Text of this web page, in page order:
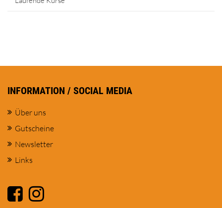
INFORMATION / SOCIAL MEDIA
Über uns
Gutscheine
Newsletter
Links